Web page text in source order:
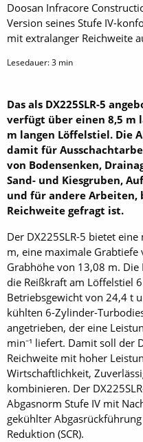
Doosan Infracore
Version seines Stufe IV-
mit extralanger Reichweite
Lesedauer:3 min
Das als DX225SLR-5
verfügt über einen 8,5 m
m langen Löffelstiel. Die
damit für
von Bodensenken,
Sand- und Kiesgruben,
und für andere Arbeiten,
Reichweite gefragt ist.
Der DX225SLR-5 bietet
m, eine maximale
Grabhöhe von 13,08 m.
die Reißkraft am Löffelstiel
Betriebsgewicht von 24,4 t
kühlten 6-Zylinder-
angetrieben, der eine
min⁻¹ liefert. Damit soll der
Reichweite mit hoher
Wirtschaftlichkeit,
kombinieren. Der
Abgasnorm Stufe IV mit
gekühlter
Reduktion (SCR).